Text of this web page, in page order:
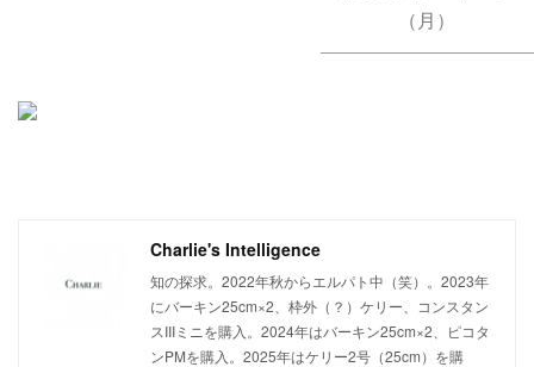
（月）
Charlie's Intelligence
知の探求。2022年秋からエルパト中（笑）。2023年
にバーキン25cm×2、枠外（？）ケリー、コンスタン
スIIIミニを購入。2024年はバーキン25cm×2、ピコタ
ンPMを購入。2025年はケリー2号（25cm）を購